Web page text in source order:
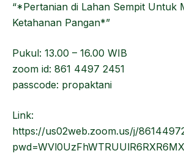
“*Pertanian di Lahan Sempit Untuk
Ketahanan Pangan*”
Pukul: 13.00 – 16.00 WIB
zoom id: 861 4497 2451
passcode: propaktani
Link:
https://us02web.zoom.us/j/